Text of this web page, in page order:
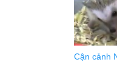
Cận cảnh